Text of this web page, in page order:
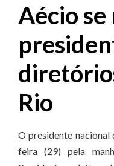
Aécio
Rio
O presidente nacional
feira (29) pela